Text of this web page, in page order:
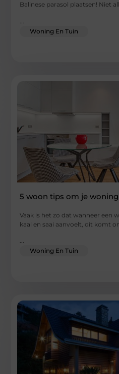
Balinese parasol plaatsen! Niet
Woning En Tuin
5 woon tips om je
Vaak is het zo dat wanneer een
kaal en saai aanvoelt, dit komt
...
Woning En Tuin